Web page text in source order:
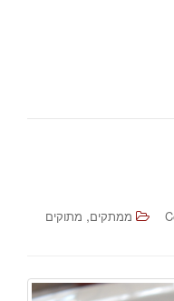
ממתקים, מתוקים